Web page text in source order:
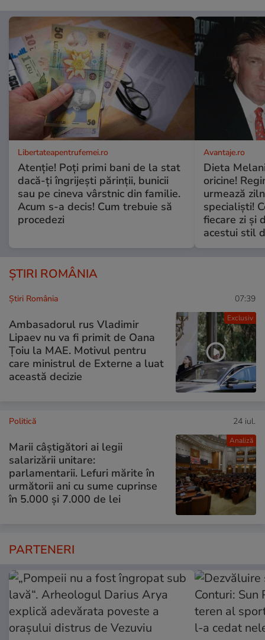
Libertateapentrufemei.ro
Atenție! Poți primi bani de la stat
dacă-ți îngrijești părinții, bunicii
sau pe cineva vârstnic din familie.
Acum s-a decis! Cum trebuie să
procedezi
Avantaje.ro
Dieta
oricine!
urmează
specialiști!
fiecare zi și
acestui stil
ȘTIRI ROMÂNIA
Exclusiv
Știri România 07:39
Ambasadorul rus Vladimir
Lipaev nu va fi primit de Oana
Țoiu la MAE. Motivul pentru
care ministrul de Externe a luat
această decizie
Analiză
Politică 24 iul.
Marii câștigători ai legii
salarizării unitare:
parlamentarii. Lefuri mărite în
următorii ani cu sume cuprinse
în 5.000 și 7.000 de lei
PARTENERI